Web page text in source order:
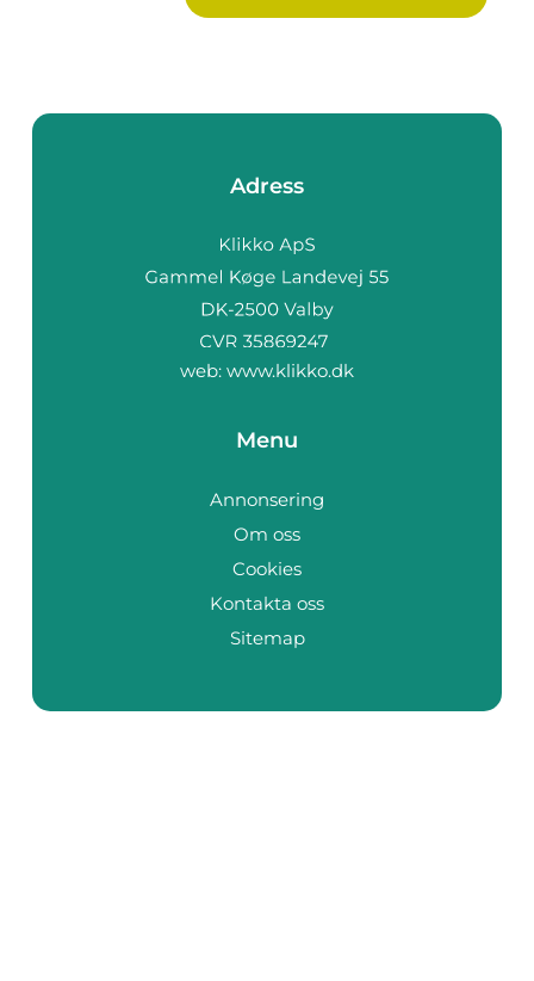
Adress
web: www.klikko.dk
Menu
Annonsering
Om oss
Cookies
Kontakta oss
Sitemap